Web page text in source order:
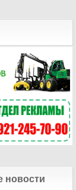
новости